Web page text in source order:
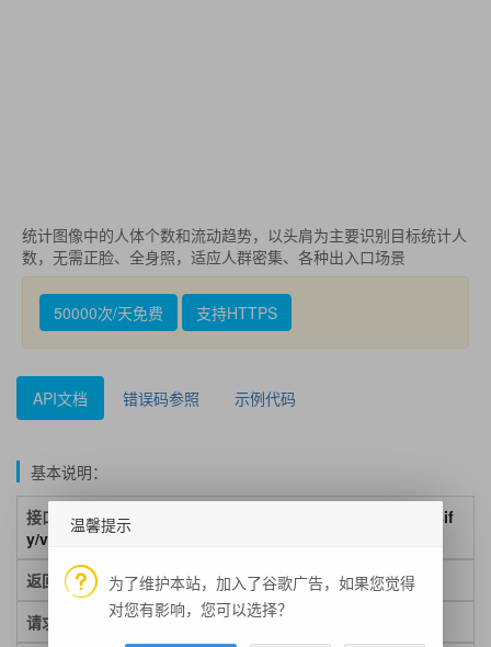
统计图像中的人体个数和流动趋势，以头肩为主要识别目标统计人
数，无需正脸、全身照，适应人群密集、各种出入口场景
50000次/天免费 支持HTTPS
API文档 错误码参照 示例代码
基本说明：
接口地址：https://aip.baidubce.com/rest/2.0/image-classif
y/v1/body_num
返回格式：json
请求方式：post
温馨提示
为了维护本站，加入了谷歌广告，如果您觉得
对您有影响，您可以选择？